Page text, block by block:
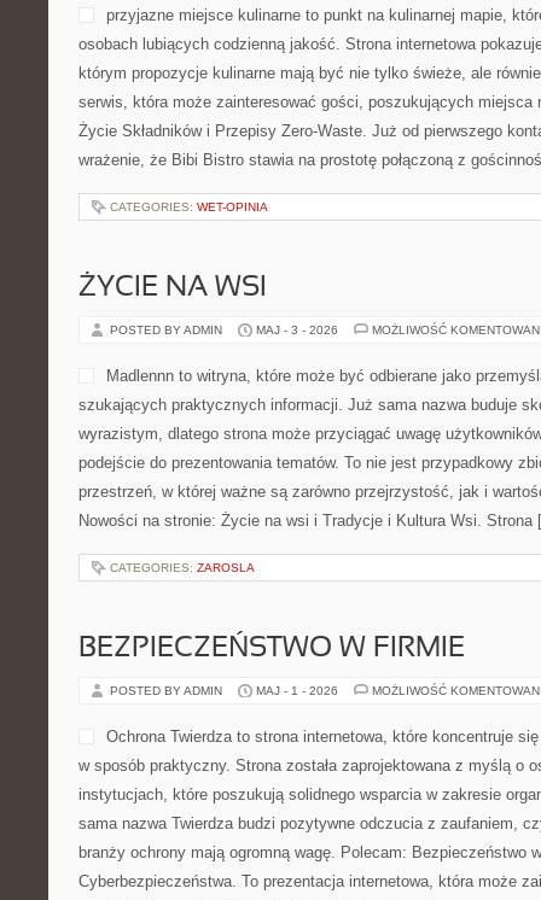
przyjazne miejsce kulinarne to punkt na kulinarnej mapie,
osobach lubiących codzienną jakość. Strona internetowa
którym propozycje kulinarne mają być nie tylko świeże, ale
serwis, która może zainteresować gości, poszukujących miejsca
Życie Składników i Przepisy Zero-Waste. Już od pierwszego
wrażenie, że Bibi Bistro stawia na prostotę połączoną z
CATEGORIES: WET-OPINIA
ŻYCIE NA WSI
POSTED BY ADMIN MAJ - 3 - 2026 MOŻLIWOŚĆ
Madlennn to witryna, które może być odbierane jako
szukających praktycznych informacji. Już sama nazwa buduje
wyrazistym, dlatego strona może przyciągać uwagę
podejście do prezentowania tematów. To nie jest przypadkowy
przestrzeń, w której ważne są zarówno przejrzystość, jak i
Nowości na stronie: Życie na wsi i Tradycje i Kultura Wsi.
CATEGORIES: ZAROSLA
BEZPIECZEŃSTWO W FIRMIE
POSTED BY ADMIN MAJ - 1 - 2026 MOŻLIWOŚĆ
Ochrona Twierdza to strona internetowa, które koncentruje
w sposób praktyczny. Strona została zaprojektowana z myślą o
instytucjach, które poszukują solidnego wsparcia w zakresie
sama nazwa Twierdza budzi pozytywne odczucia z zaufaniem,
branży ochrony mają ogromną wagę. Polecam: Bezpieczeństwo
Cyberbezpieczeństwa. To prezentacja internetowa, która może